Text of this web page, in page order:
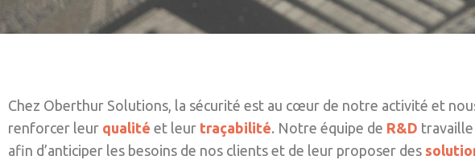
Chez Oberthur Solutions, la sécurité est au cœur de notre activité et
renforcer leur qualité et leur traçabilité. Notre équipe de R&D
afin d’anticiper les besoins de nos clients et de leur proposer des